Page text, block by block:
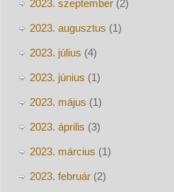
2023. szeptember(2)
2023. augusztus (1)
2023. július (4)
2023. június (1)
2023. május (1)
2023. április (3)
2023. március (1)
2023. február(2)